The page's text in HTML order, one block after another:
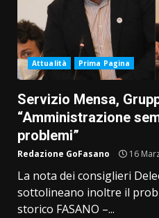
Attualità Prima Pagina
Servizio Mensa,
“Amministrazione
problemi”
Redazione GoFasano 16
La nota dei consiglieri
sottolineano inoltre il
storico FASANO –...